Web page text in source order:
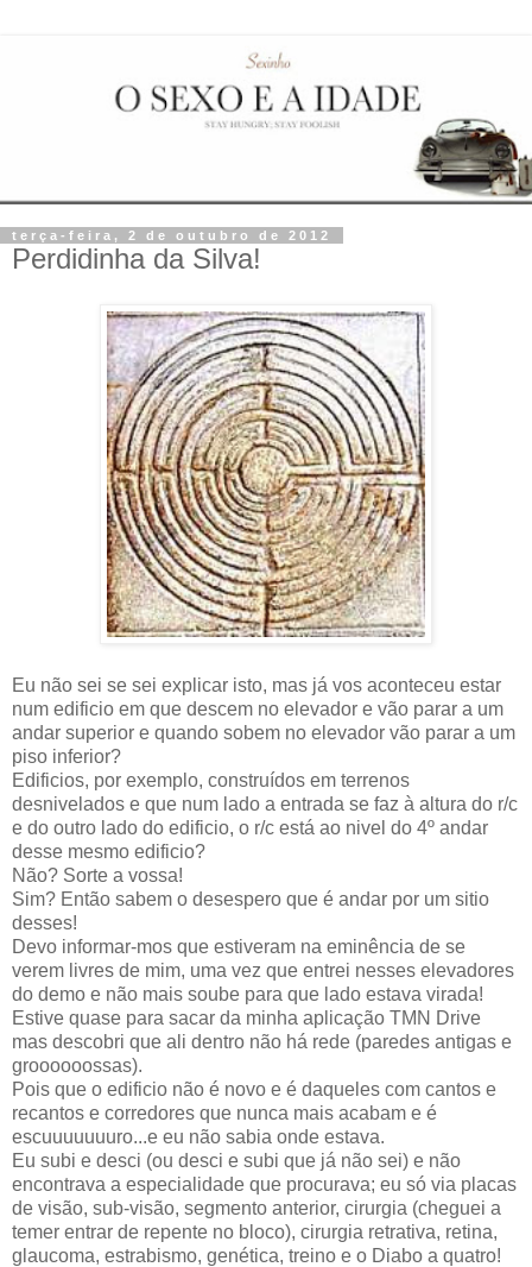
terça-feira, 2 de outubro de 2012
Perdidinha da Silva!
Eu não sei se sei explicar isto, mas já vos aconteceu estar
num edificio em que descem no elevador e vão parar a um
andar superior e quando sobem no elevador vão parar a um
piso inferior?
Edificios, por exemplo, construídos em terrenos
desnivelados e que num lado a entrada se faz à altura do r/c
e do outro lado do edificio, o r/c está ao nivel do 4º andar
desse mesmo edificio?
Não? Sorte a vossa!
Sim? Então sabem o desespero que é andar por um sitio
desses!
Devo informar-mos que estiveram na eminência de se
verem livres de mim, uma vez que entrei nesses elevadores
do demo e não mais soube para que lado estava virada!
Estive quase para sacar da minha aplicação TMN Drive
mas descobri que ali dentro não há rede (paredes antigas e
groooooossas).
Pois que o edificio não é novo e é daqueles com cantos e
recantos e corredores que nunca mais acabam e é
escuuuuuuuro...e eu não sabia onde estava.
Eu subi e desci (ou desci e subi que já não sei) e não
encontrava a especialidade que procurava; eu só via placas
de visão, sub-visão, segmento anterior, cirurgia (cheguei a
temer entrar de repente no bloco), cirurgia retrativa, retina,
glaucoma, estrabismo, genética, treino e o Diabo a quatro!